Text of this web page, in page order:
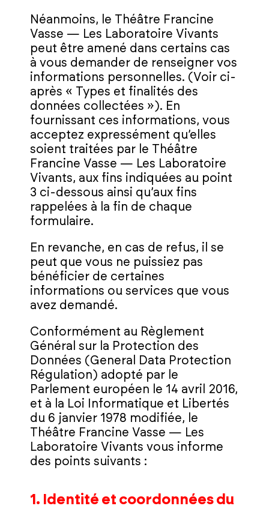
Néanmoins, le Théâtre Francine
Vasse — Les Laboratoire Vivants
peut être amené dans certains cas
à vous demander de renseigner vos
informations personnelles. (Voir ci-
après « Types et finalités des
données collectées »). En
fournissant ces informations, vous
acceptez expressément qu’elles
soient traitées par le Théâtre
Francine Vasse — Les Laboratoire
Vivants, aux fins indiquées au point
3 ci-dessous ainsi qu’aux fins
rappelées à la fin de chaque
formulaire.
En revanche, en cas de refus, il se
peut que vous ne puissiez pas
bénéficier de certaines
informations ou services que vous
avez demandé.
Conformément au Règlement
Général sur la Protection des
Données (General Data Protection
Régulation) adopté par le
Parlement européen le 14 avril 2016,
et à la Loi Informatique et Libertés
du 6 janvier 1978 modifiée, le
Théâtre Francine Vasse — Les
Laboratoire Vivants vous informe
des points suivants :
1. Identité et coordonnées du